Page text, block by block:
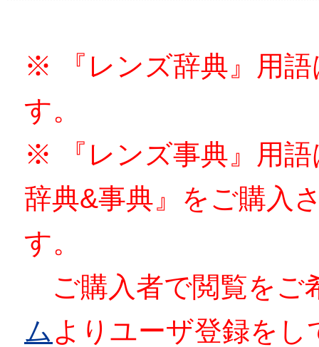
※ 『レンズ辞典』用
す。
※ 『レンズ事典』用
辞典&事典』をご購入
す。
ご購入者で閲覧をご
ム よりユーザ登録をし